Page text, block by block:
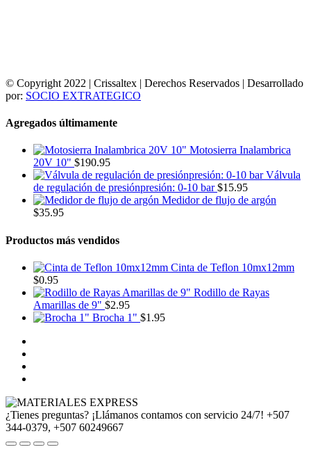
© Copyright 2022 | Crissaltex | Derechos Reservados | Desarrollado
por: SOCIO EXTRATEGICO
Agregados últimamente
Motosierra Inalambrica
20V 10" $190.95
Válvula
de regulación de presiónpresión: 0-10 bar $15.95
Medidor de flujo de argón
$35.95
Productos más vendidos
Cinta de Teflon 10mx12mm
$0.95
Rodillo de Rayas
Amarillas de 9" $2.95
Brocha 1" $1.95
¿Tienes preguntas? ¡Llámanos contamos con servicio 24/7! +507
344-0379, +507 60249667